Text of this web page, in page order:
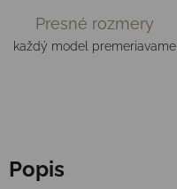
Presné rozmery
každý model premeriavame
Popis